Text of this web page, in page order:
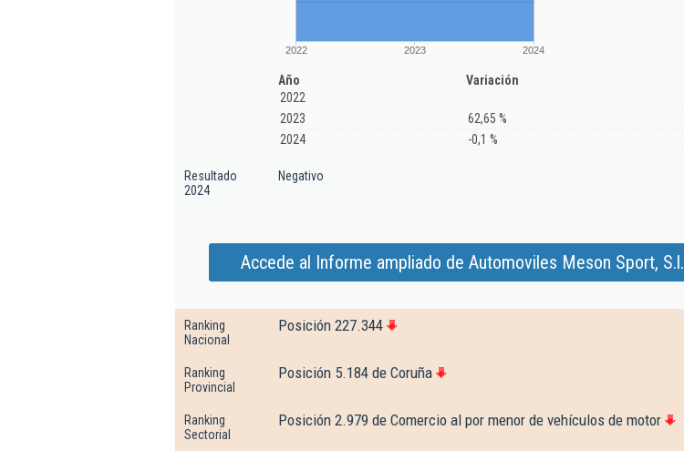
2022 2023 2024
Año
Variación
2022
2023
62,65 %
2024
-0,1 %
Resultado
2024
Negativo
Accede al Informe ampliado de Automoviles Meson Sport, S.l.
Ranking
Nacional
Posición 227.344
Ranking
Provincial
Posición 5.184 de Coruña
Ranking
Sectorial
Posición 2.979 de Comercio al por menor de vehículos de motor